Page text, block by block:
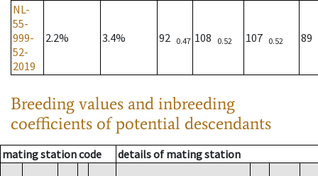
NL-
55-
999-
52-
2019
2.2% 3.4% 92 0.47 108 0.52 107 0.52 89
Breeding values and inbreeding
coefficients of potential descendants
mating station code details of mating station